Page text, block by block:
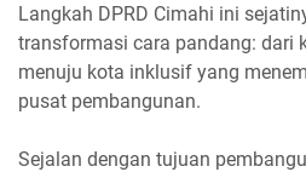
Langkah DPRD Cimahi ini
transformasi cara pandang: dari
menuju kota inklusif yang
pusat pembangunan.
Sejalan dengan tujuan